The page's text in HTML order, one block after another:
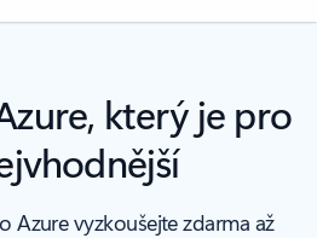
který je pro
Azure vyzkoušejte zdarma až